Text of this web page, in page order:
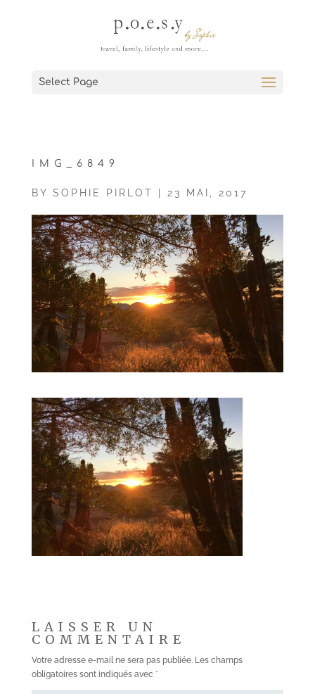
Select Page
IMG_6849
BY SOPHIE PIRLOT 23 MAI, 2017
LAISSER UN
COMMENTAIRE
Votre adresse e-mail ne sera pas publiée. Les champs
obligatoires sont indiqués avec *